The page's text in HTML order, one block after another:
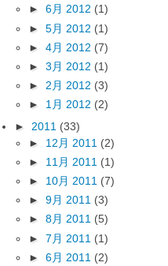
► 6月 2012 (1)
► 5月 2012 (1)
► 4月 2012 (7)
► 3月 2012 (1)
► 2月 2012 (3)
► 1月 2012 (2)
► 2011 (33)
► 12月 2011 (2)
► 11月 2011 (1)
► 10月 2011 (7)
► 9月 2011 (3)
► 8月 2011 (5)
► 7月 2011 (1)
► 6月 2011 (2)